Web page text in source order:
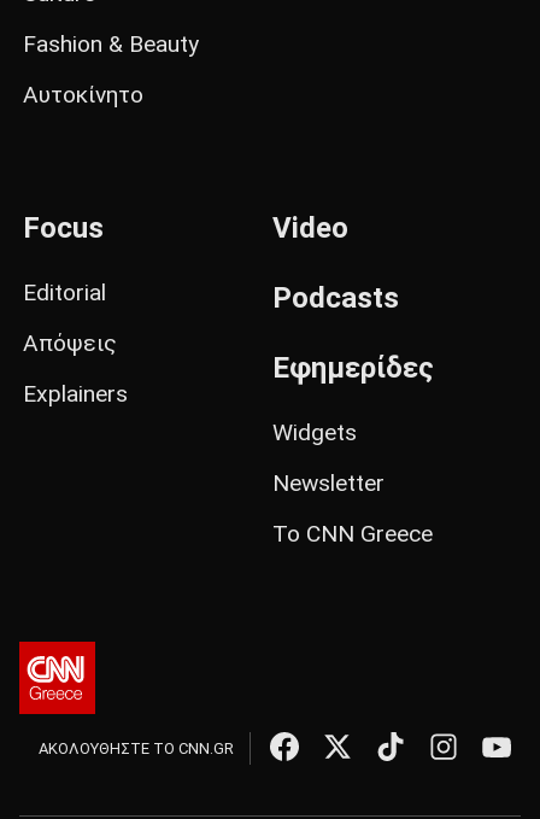
Fashion & Beauty
Αυτοκίνητο
Focus
Editorial
Απόψεις
Explainers
Video
Podcasts
Εφημερίδες
Widgets
Newsletter
Το CNN Greece
ΑΚΟΛΟΥΘΗΣΤΕ ΤΟ CNN.GR